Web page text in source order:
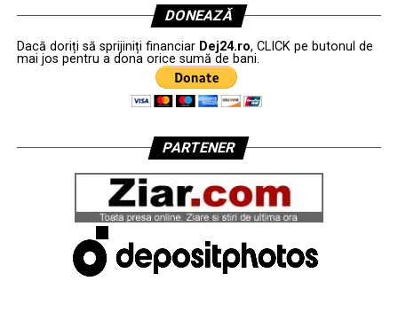
DONEAZĂ
Dacă doriți să sprijiniți financiar Dej24.ro, CLICK pe butonul de
mai jos pentru a dona orice sumă de bani.
PARTENER